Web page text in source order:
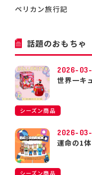
ペリカン旅行記
話題のおもちゃ
2026-
世界一キ
シーズン商品
2026-03-
運命の1
シーズン商品